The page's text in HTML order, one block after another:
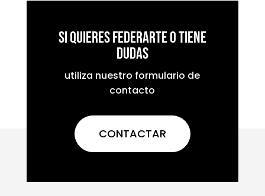
Si quieres federarte o tiene
dudas
utiliza nuestro formulario de
contacto
CONTACTAR